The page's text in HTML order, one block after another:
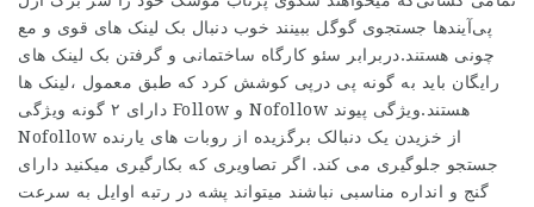
پی‌آیندها جستجوی گوگل ببینند خوب دنبال بک لینک های قوی و مع
چونی هستند.دربرابر سئو کارگاه ساختمانی و گرفتن بک لینک های
رایگان باید به گونه پی درپی کوشش کرد که طبق معمول ،لینک ها
دارای ۲ گونه ویژگی Follow و Nofollow هستند.ویژگی پیوند
Nofollow از خزیدن یک دنبالک برگزیده از روبات های یارنده
جستجو جلوگیری می کند. اگر تصاویری که بکارگیری میکنید دارای
گنج و انداره مناسبی نباشند میتواند پشه در رتبه اوایل به سرعت